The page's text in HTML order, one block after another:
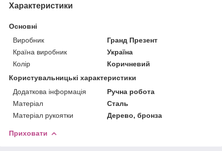
Характеристики
Основні
Виробник
Гранд Презент
Країна виробник
Україна
Колір
Коричневий
Користувальницькі характеристики
Додаткова інформація
Ручна робота
Матеріал
Сталь
Матеріал рукоятки
Дерево, бронза
Приховати